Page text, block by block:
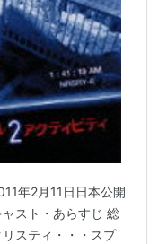
年2月11日日本公開
スト・あらすじ 総
スティ・・・スプ